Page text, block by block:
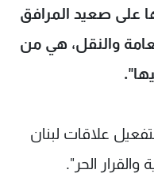
على صعيد المرافق
والنقل، هي من
علاقات لبنان
الحر".